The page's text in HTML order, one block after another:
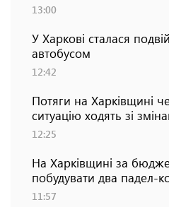
13:00
У Харкові сталася
автобусом
12:42
Потяги на Харківщині
ситуацію ходять зі
12:25
На Харківщині за
побудувати два падел-
11:57